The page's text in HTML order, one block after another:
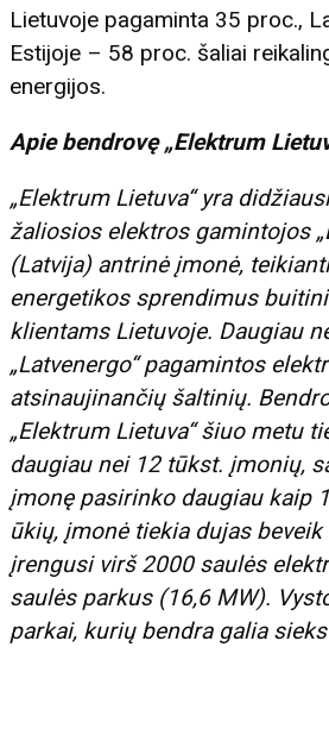
Lietuvoje pagaminta 35 proc.,
Estijoje – 58 proc. šaliai
energijos.
Apie bendrovę „Elektrum
„Elektrum Lietuva“ yra
žaliosios elektros gamintojos
(Latvija) antrinė įmonė,
energetikos sprendimus
klientams Lietuvoje. Daugiau
„Latvenergo“ pagamintos
atsinaujinančių šaltinių.
„Elektrum Lietuva“ šiuo metu
daugiau nei 12 tūkst. įmonių,
įmonę pasirinko daugiau kaip 1
ūkių, įmonė tiekia dujas
įrengusi virš 2000 saulės
saulės parkus (16,6 MW).
parkai, kurių bendra galia